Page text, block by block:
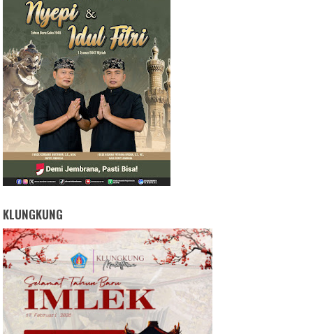
KLUNGKUNG